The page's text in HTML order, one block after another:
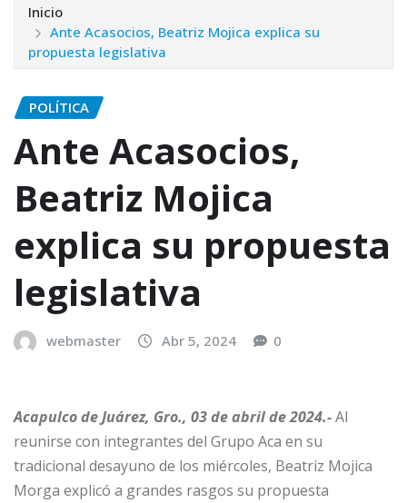
Inicio
Ante Acasocios, Beatriz Mojica explica su
propuesta legislativa
POLÍTICA
Ante Acasocios,
Beatriz Mojica
explica su propuesta
legislativa
webmaster Abr 5, 2024 0
Acapulco de Juárez, Gro., 03 de abril de 2024.-Al
reunirse con integrantes del Grupo Aca en su
tradicional desayuno de los miércoles, Beatriz Mojica
Morga explicó a grandes rasgos su propuesta